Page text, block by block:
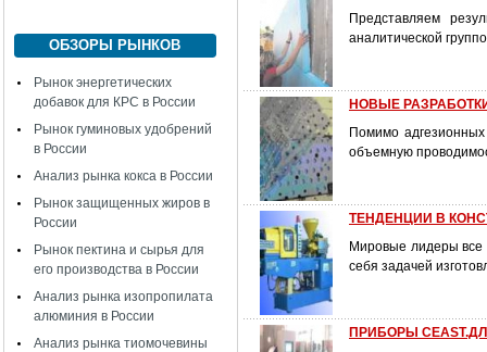
ОБЗОРЫ РЫНКОВ
Рынок энергетических
добавок для КРС в России
Рынок гуминовых удобрений
в России
Анализ рынка кокса в России
Рынок защищенных жиров в
России
Рынок пектина и сырья для
его производства в России
Анализ рынка изопропилата
алюминия в России
Анализ рынка тиомочевины
Представляем
аналитической
НОВЫЕ
Помимо
объемную
ТЕНДЕНЦИИ В
Мировые лидеры все
себя задачей
ПРИБОРЫ